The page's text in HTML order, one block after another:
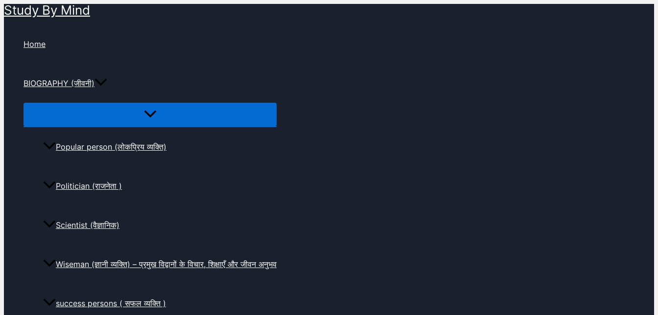
Skip
Study By Mind
Home
BIOGRAPHY (जीवनी)
Popular person (लोकप्रिय व्यक्ति)
Politician (राजनेता )
Scientist (वैज्ञानिक)
Wiseman (ज्ञानी व्यक्ति) – प्रमुख विद्वानों के विचार, शिक्षाएँ और जीवन अनुभव
success persons ( सफल व्यक्ति )